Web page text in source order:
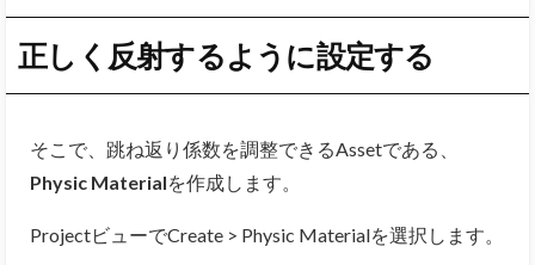
正しく反射するように設定する
そこで、跳ね返り係数を調整できるAssetである、
Physic Materialを作成します。
ProjectビューでCreate > Physic Materialを選択します。